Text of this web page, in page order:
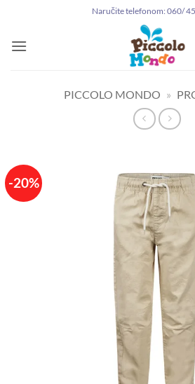
sadržaj
Naručite telefonom: 060/
PICCOLO MONDO »
-20%